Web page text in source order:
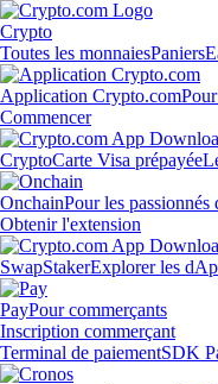
Crypto
Toutes les monnaiesPaniers
Application Crypto.com
Commencer
CryptoCarte Visa prépayée
OnchainPour les passionnés
Obtenir l'extension
SwapStakerExplorer les
PayPour commerçants
Inscription commerçant
Terminal de paiementSDK